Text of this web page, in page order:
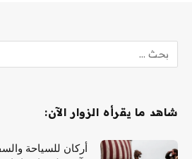
شاهد ما يقرأه الزوار الآن:
أركان للسياحة